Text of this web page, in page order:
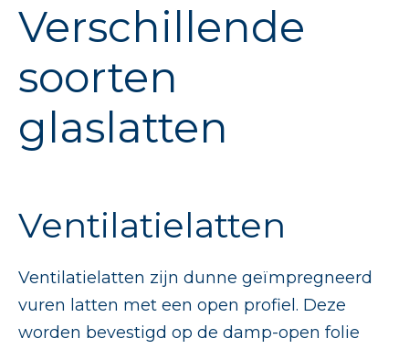
Verschillende
soorten
glaslatten
Ventilatielatten
Ventilatielatten zijn dunne geïmpregneerd
vuren latten met een open profiel. Deze
worden bevestigd op de damp-open folie